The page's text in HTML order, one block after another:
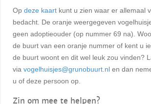
Op deze kaart kunt u zien waar er allemaal
bedacht. De oranje weergegeven
geen adoptieouder (op nummer 69 na).
de buurt van een oranje nummer of kent u
de buurt woont en dit wel leuk zou vinden?
via vogelhuisjes@grunobuurt.nl en dan
u of deze persoon op.
Zin om mee te helpen?